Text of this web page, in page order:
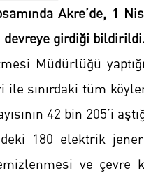
Akre’de, 1
girdiği
Müdürlüğü
ile sınırdaki tüm
42 bin 205’i
180 elektrik
ve